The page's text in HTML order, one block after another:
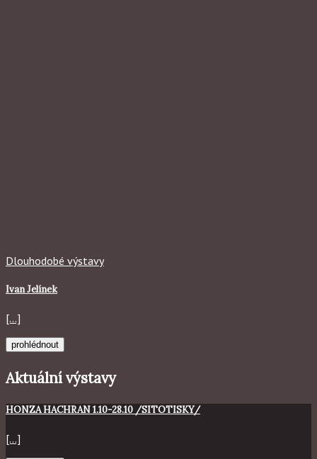
Dlouhodobé výstavy
Ivan Jelínek
[...]
prohlédnout
Aktuální výstavy
HONZA HACHRAN 1.10-28.10 /SITOTISKY/
[...]